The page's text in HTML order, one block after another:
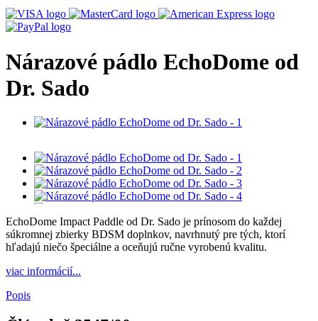
Nárazové pádlo EchoDome od
Dr. Sado
EchoDome Impact Paddle od Dr. Sado je prínosom do každej
súkromnej zbierky BDSM doplnkov, navrhnutý pre tých, ktorí
hľadajú niečo špeciálne a oceňujú ručne vyrobenú kvalitu.
viac informácií...
Popis